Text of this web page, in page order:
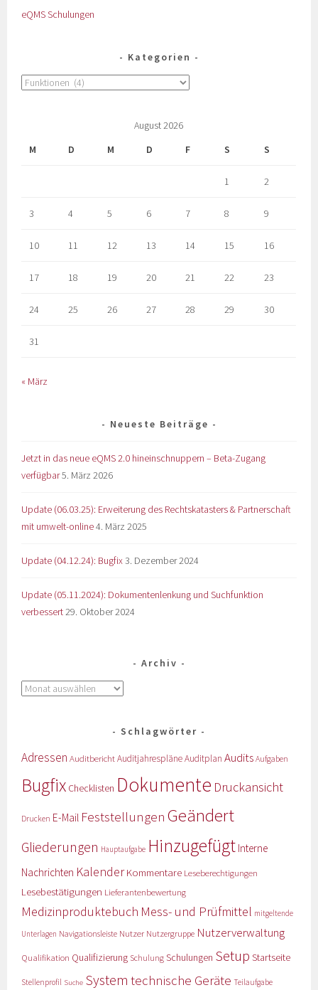
eQMS Schulungen
Kategorien
August 2026
M
D M D F S S
1 2
3 4 5 6 7 8 9
10 11 12 13 14 15 16
17 18 19 20 21 22 23
24 25 26 27 28 29 30
31
« März
Neueste Beiträge
Jetzt in das neue eQMS 2.0 hineinschnuppern – Beta-Zugang
verfügbar5. März 2026
Update (06.03.25): Erweiterung des Rechtskatasters & Partnerschaft
mit umwelt-online4. März 2025
Update (04.12.24): Bugfix 3. Dezember 2024
Update (05.11.2024): Dokumentenlenkung und Suchfunktion
verbessert29. Oktober 2024
Archiv
Schlagwörter
Adressen AuditberichtAuditjahrespläneAuditplan Audits Aufgaben
Bugfix Checklisten Dokumente Druckansicht
Drucken E-Mail Feststellungen Geändert
Gliederungen Hauptaufgabe Hinzugefügt Interne
Nachrichten KalenderKommentare Leseberechtigungen
Lesebestätigungen Lieferantenbewertung
Medizinproduktebuch Mess- und Prüfmittel mitgeltende
Unterlagen Navigationsleiste Nutzer Nutzergruppe Nutzerverwaltung
Qualifikation Qualifizierung Schulung Schulungen Setup Startseite
Stellenprofil Suche System technische Geräte Teilaufgabe